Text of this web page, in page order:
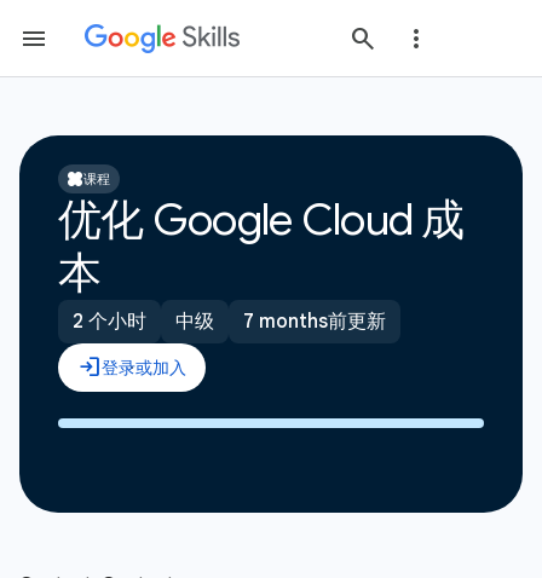
课程
优化 Google Cloud 成
本
2 个小时 中级 7 months前更新